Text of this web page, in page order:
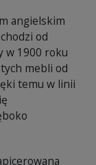
angielskim
od
w 1900 roku
mebli od
temu w linii